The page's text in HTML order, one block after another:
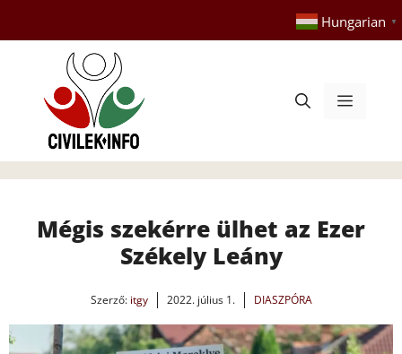
tartalomba
Hungarian ▼
Menü
Mégis szekérre ülhet az Ezer
Székely Leány
Szerző: itgy 2022. július 1. DIASZPÓRA